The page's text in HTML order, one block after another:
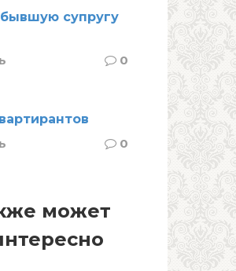
супругу
0
0
может